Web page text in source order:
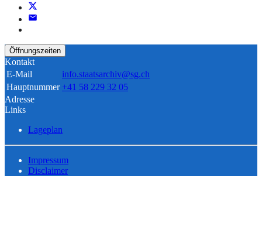
Öffnungszeiten
Kontakt
E-Mail
info.staatsarchiv@sg.ch
Hauptnummer +41 58 229 32 05
Adresse
Links
Lageplan
Impressum
Disclaimer